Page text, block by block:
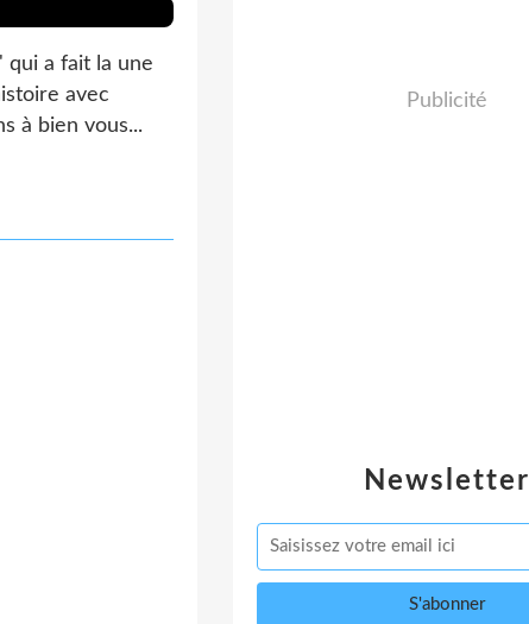
qui a fait la une
avec
à bien vous...
Newsletter
Publicité